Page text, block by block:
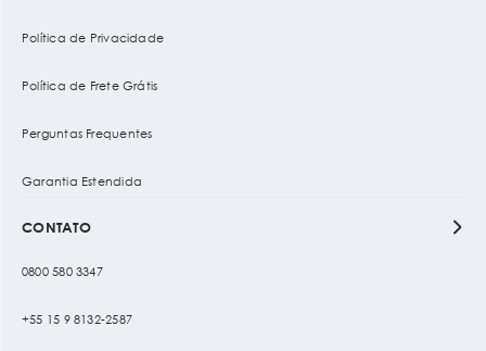
Política de Privacidade
Política de Frete Grátis
Perguntas Frequentes
Garantia Estendida
CONTATO
0800 580 3347
+55 15 9 8132-2587